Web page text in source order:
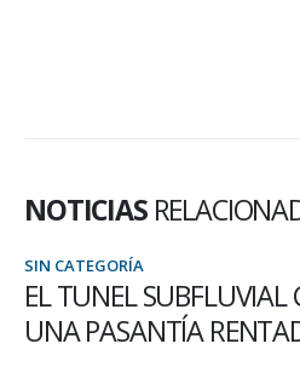
NOTICIAS
SIN CATEGORÍA
EL TUNEL SUBFLUVIAL
UNA PASANTÍA